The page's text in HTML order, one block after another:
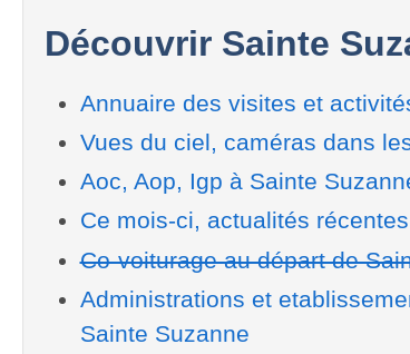
Découvrir Sainte
Annuaire des visites et
Vues du ciel, caméras dans
Aoc, Aop, Igp à Sainte
Ce mois-ci, actualités
Co-voiturage au départ de
Administrations et
Sainte Suzanne